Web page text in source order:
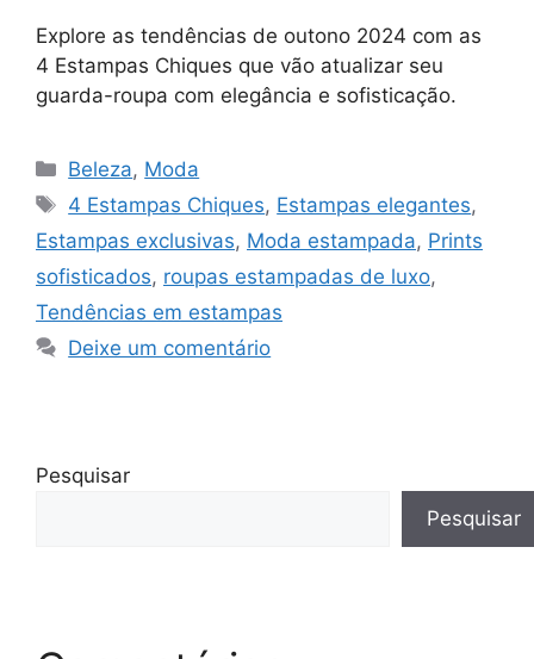
Explore as tendências de outono 2024 com as
4 Estampas Chiques que vão atualizar seu
guarda-roupa com elegância e sofisticação.
Categorias
Beleza, Moda
Tags
4 Estampas Chiques, Estampas elegantes,
Estampas exclusivas, Moda estampada, Prints
sofisticados, roupas estampadas de luxo,
Tendências em estampas
Deixe um comentário
Pesquisar
Pesquisar